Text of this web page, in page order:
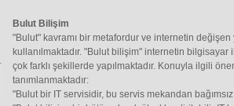
Bulut Bilişim
"Bulut" kavramı bir metafordur ve internetin değişen
kullanılmaktadır. "Bulut bilişim" internetin bilgisayar
çok farklı şekillerde yapılmaktadır. Konuyla ilgili
tanımlanmaktadır:
"Bulut bir IT servisidir, bu servis mekandan